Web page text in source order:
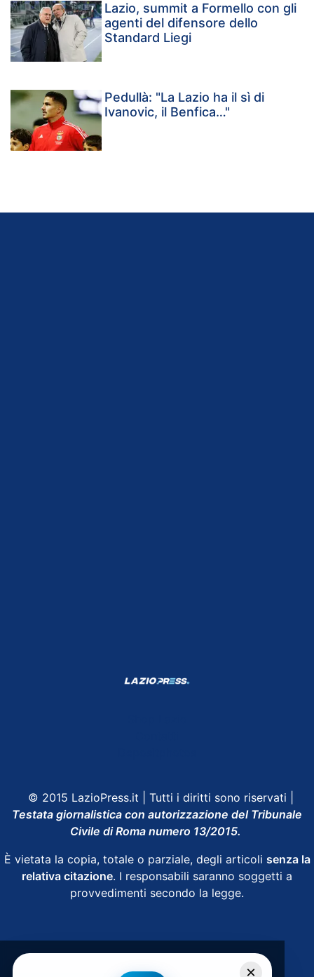
Lazio, summit a Formello con gli
agenti del difensore dello
Standard Liegi
Pedullà: "La Lazio ha il sì di
Ivanovic, il Benfica…"
© 2015 LazioPress.it | Tutti i diritti sono riservati |
Testata giornalistica con autorizzazione del Tribunale
Civile di Roma numero 13/2015.
È vietata la copia, totale o parziale, degli articoli senza la
relativa citazione. I responsabili saranno soggetti a
provvedimenti secondo la legge.
×